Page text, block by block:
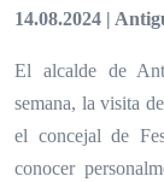
14.08.2024 |
El alcalde de
semana, la visita
el concejal de
conocer